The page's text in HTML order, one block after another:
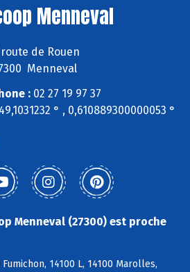
Menneval
route de Rouen
Menneval
:02 27 19 97 37
° , 0,610889300000053 °
Menneval (27300) est proche
14100 L, 14100 Marolles,